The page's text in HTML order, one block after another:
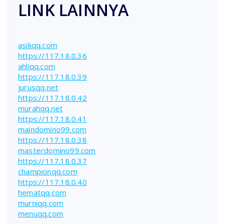
LINK LAINNYA
asikqq.com
https://117.18.0.36
ahliqq.com
https://117.18.0.39
jurusqq.net
https://117.18.0.42
murahqq.net
https://117.18.0.41
maindomino99.com
https://117.18.0.38
masterdomino99.com
https://117.18.0.37
championqq.com
https://117.18.0.40
hematqq.com
murniqq.com
menuqq.com